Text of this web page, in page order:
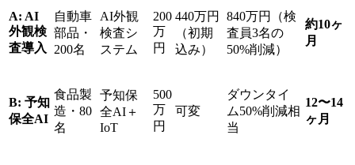
A: AI
外観検
査導入
自動車
部品・
200名
AI外観
検査シ
ステム
200
万
円
440万円
（初期
込み）
840万円（検
査員3名の
50%削減）
約10ヶ
月
B: 予知
保全AI
食品製
造・80
名
予知保
全AI＋
IoT
500
万
円
可変
ダウンタイ
ム50%削減相
当
12〜14
ヶ月